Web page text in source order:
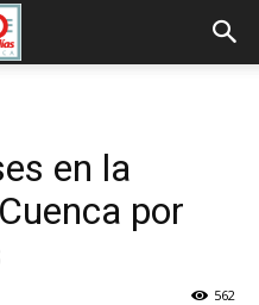
en la
por
562